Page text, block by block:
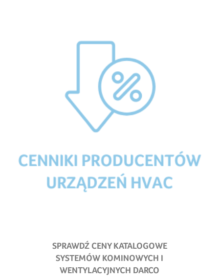
SPRAWDŹ CENY KATALOGOWE
SYSTEMÓW KOMINOWYCH I
WENTYLACYJNYCH DARCO